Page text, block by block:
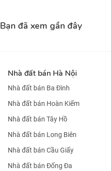
Bạn đã xem gần đây
Nhà đất bán Hà Nội
Nhà đất bán Ba Đình
Nhà đất bán Hoàn Kiếm
Nhà đất bán Tây Hồ
Nhà đất bán Long Biên
Nhà đất bán Cầu Giấy
Nhà đất bán Đống Đa